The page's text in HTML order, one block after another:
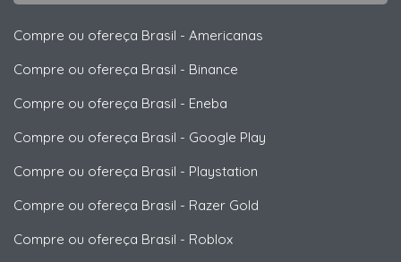
Compre ou ofereça Brasil - Americanas
Compre ou ofereça Brasil - Binance
Compre ou ofereça Brasil - Eneba
Compre ou ofereça Brasil - Google Play
Compre ou ofereça Brasil - Playstation
Compre ou ofereça Brasil - Razer Gold
Compre ou ofereça Brasil - Roblox